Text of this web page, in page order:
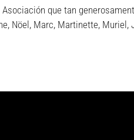
que tan
Nöel, Marc, Martinette, Muriel,